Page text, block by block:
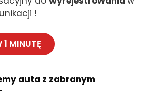
!
MINUTĘ
auta z zabranym